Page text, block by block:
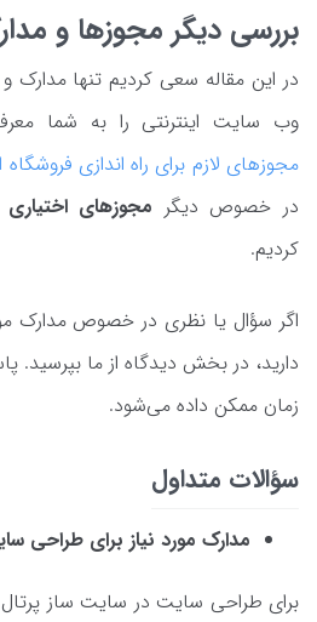
بررسی دیگر مجوزها و
در این مقاله سعی کردیم تنها
وب سایت اینترنتی را به شما
مجوزهای لازم برای راه اندازی فروشگاه
در خصوص دیگر مجوزهای اختیاری
کردیم.
اگر سؤال یا نظری در خصوص مدارک
دارید، در بخش دیدگاه از ما بپرسید.
زمان ممکن داده می‌شود.
سؤالات متداول
مدارک مورد نیاز برای
برای طراحی سایت در سایت ساز پرتال